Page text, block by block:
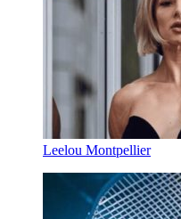
Leelou Montpellier